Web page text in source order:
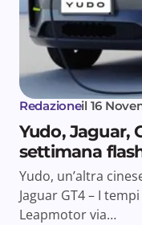
Redazioneil 16
Yudo, Jaguar,
settimana
Yudo, un’altra
Jaguar GT4 – I
Leapmotor via…